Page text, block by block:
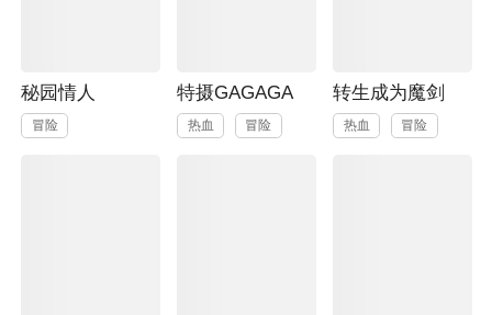
秘园情人
冒险
特摄GAGAGA
热血 冒险
转生成为魔剑
热血 冒险